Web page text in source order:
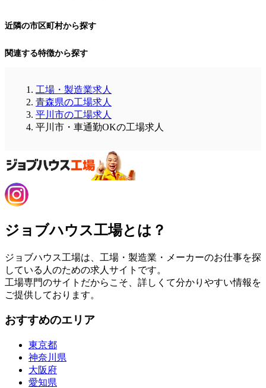
近隣の市区町村から探す
関連する特徴から探す
工場・製造業求人
青森県の工場求人
平川市の工場求人
平川市・車通勤OKの工場求人
ジョブハウス工場とは？
ジョブハウス工場は、工場・製造業・メーカーのお仕事を探
している人のための求人サイトです。
工場専門のサイトだからこそ、詳しくて分かりやすい情報を
ご提供しております。
おすすめのエリア
東京都
神奈川県
大阪府
愛知県